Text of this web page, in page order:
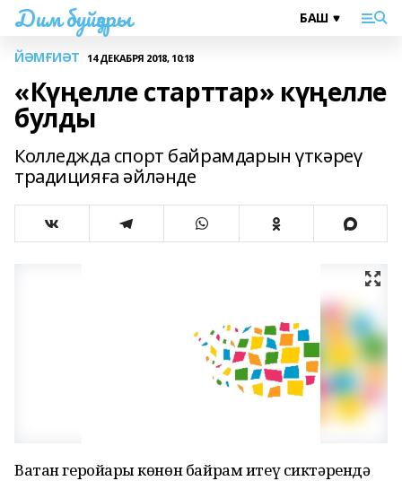
Дим буйҙары
ЙӘМҒИӘТ 14 ДЕКАБРЯ 2018, 10:18
«Күңелле старттар» күңелле
булды
Колледжда спорт байрамдарын үткәреү
традицияға әйләнде
Ватан геройҙары көнөн байрам итеү сиктәрендә